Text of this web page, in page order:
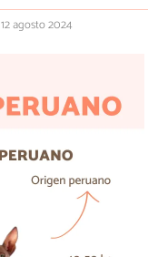
12 agosto 2024